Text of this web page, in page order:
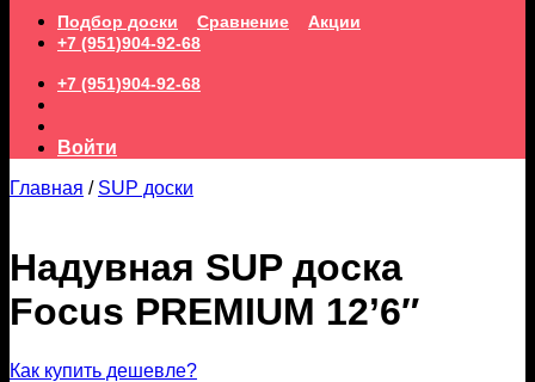
Подбор доски Сравнение
Акции
+7 (951)904-92-68
+7 (951)904-92-68
Войти
Главная / SUP доски
Надувная SUP доска
Focus PREMIUM 12’6″
Как купить дешевле?